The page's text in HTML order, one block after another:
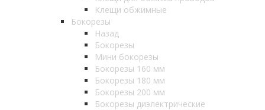
Клещи обжимные
Бокорезы
Назад
Бокорезы
Мини бокорезы
Бокорезы 160 мм
Бокорезы 180 мм
Бокорезы 200 мм
Бокорезы диэлектрические